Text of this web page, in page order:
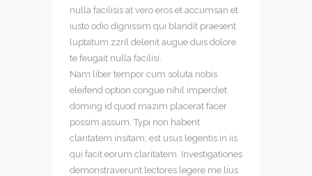
nulla facilisis at vero eros et accumsan et
iusto odio dignissim qui blandit praesent
luptatum zzril delenit augue duis dolore
te feugait nulla facilisi.
Nam liber tempor cum soluta nobis
eleifend option congue nihil imperdiet
doming id quod mazim placerat facer
possim assum. Typi non habent
claritatem insitam; est usus legentis in iis
qui facit eorum claritatem. Investigationes
demonstraverunt lectores legere me lius